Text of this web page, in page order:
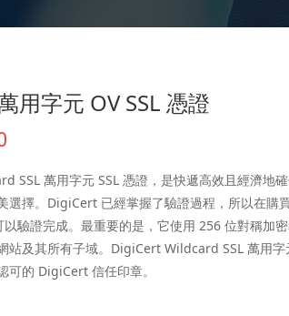
用字元 OV SSL 憑證
SSL 萬用字元 SSL 憑證，是快遞高效且經濟地
選擇。DigiCert 已經掌握了驗證過程，所以在購
以驗證完成。最重要的是，它使用 256 位對稱加
站及其所有子域。DigiCert Wildcard SSL 萬用
可的 DigiCert 信任印章。